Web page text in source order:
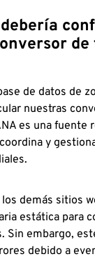
de
de datos de
nuestras
es una fuente
y
demás sitios
estática para
Sin embargo,
debido a